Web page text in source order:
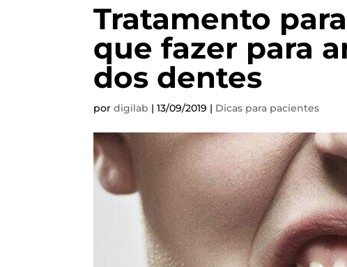
Tratamento
que fazer para
dos dentes
pordigilab |13/09/2019 | Dicas para pacientes